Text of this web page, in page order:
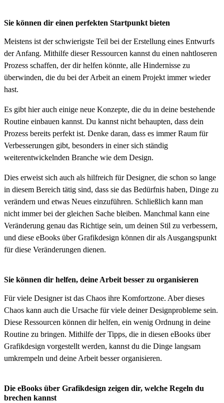
Sie können dir einen perfekten Startpunkt bieten
Meistens ist der schwierigste Teil bei der Erstellung eines Entwurfs
der Anfang. Mithilfe dieser Ressourcen kannst du einen nahtloseren
Prozess schaffen, der dir helfen könnte, alle Hindernisse zu
überwinden, die du bei der Arbeit an einem Projekt immer wieder
hast.
Es gibt hier auch einige neue Konzepte, die du in deine bestehende
Routine einbauen kannst. Du kannst nicht behaupten, dass dein
Prozess bereits perfekt ist. Denke daran, dass es immer Raum für
Verbesserungen gibt, besonders in einer sich ständig
weiterentwickelnden Branche wie dem Design.
Dies erweist sich auch als hilfreich für Designer, die schon so lange
in diesem Bereich tätig sind, dass sie das Bedürfnis haben, Dinge zu
verändern und etwas Neues einzuführen. Schließlich kann man
nicht immer bei der gleichen Sache bleiben. Manchmal kann eine
Veränderung genau das Richtige sein, um deinen Stil zu verbessern,
und diese eBooks über Grafikdesign können dir als Ausgangspunkt
für diese Veränderungen dienen.
Sie können dir helfen, deine Arbeit besser zu organisieren
Für viele Designer ist das Chaos ihre Komfortzone. Aber dieses
Chaos kann auch die Ursache für viele deiner Designprobleme sein.
Diese Ressourcen können dir helfen, ein wenig Ordnung in deine
Routine zu bringen. Mithilfe der Tipps, die in diesen eBooks über
Grafikdesign vorgestellt werden, kannst du die Dinge langsam
umkrempeln und deine Arbeit besser organisieren.
Die eBooks über Grafikdesign zeigen dir, welche Regeln du
brechen kannst